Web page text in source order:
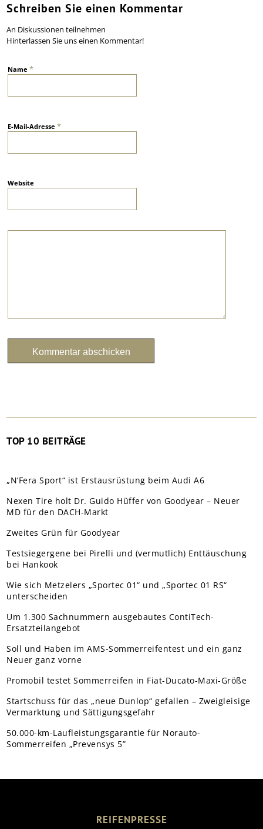
Schreiben Sie einen Kommentar
An Diskussionen teilnehmen
Hinterlassen Sie uns einen Kommentar!
Name*
E-Mail-Adresse*
Website
TOP 10 BEITRÄGE
„N’Fera Sport“ ist Erstausrüstung beim Audi A6
Nexen Tire holt Dr. Guido Hüffer von Goodyear – Neuer
MD für den DACH-Markt
Zweites Grün für Goodyear
Testsiegergene bei Pirelli und (vermutlich) Enttäuschung
bei Hankook
Wie sich Metzelers „Sportec 01“ und „Sportec 01 RS“
unterscheiden
Um 1.300 Sachnummern ausgebautes ContiTech-
Ersatzteilangebot
Soll und Haben im AMS-Sommerreifentest und ein ganz
Neuer ganz vorne
Promobil testet Sommerreifen in Fiat-Ducato-Maxi-Größe
Startschuss für das „neue Dunlop“ gefallen – Zweigleisige
Vermarktung und Sättigungsgefahr
50.000-km-Laufleistungsgarantie für Norauto-
Sommerreifen „Prevensys 5”
REIFENPRESSE